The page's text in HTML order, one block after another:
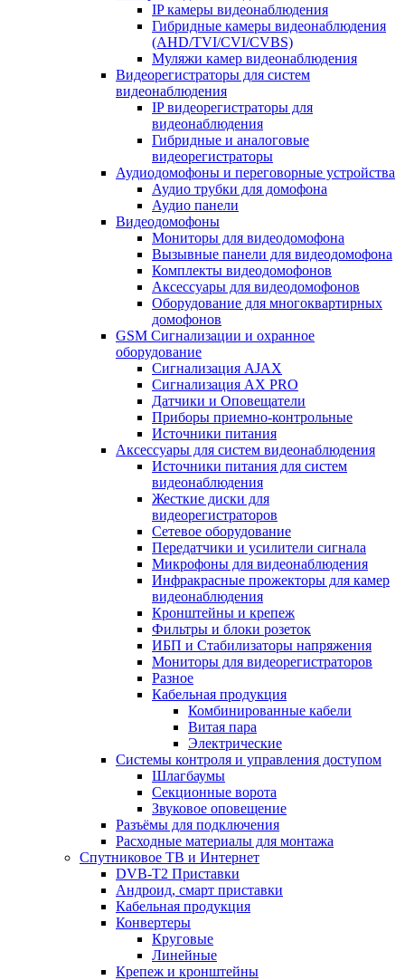
IP камеры видеонаблюдения
Гибридные камеры видеонаблюдения
(AHD/TVI/CVI/CVBS)
Муляжи камер видеонаблюдения
Видеорегистраторы для систем
видеонаблюдения
IP видеорегистраторы для
видеонаблюдения
Гибридные и аналоговые
видеорегистраторы
Аудиодомофоны и переговорные устройства
Аудио трубки для домофона
Аудио панели
Видеодомофоны
Мониторы для видеодомофона
Вызывные панели для видеодомофона
Комплекты видеодомофонов
Аксессуары для видеодомофонов
Оборудование для многоквартирных
домофонов
GSM Сигнализации и охранное
оборудование
Сигнализация AJAX
Сигнализация AX PRO
Датчики и Оповещатели
Приборы приемно-контрольные
Источники питания
Аксессуары для систем видеонаблюдения
Источники питания для систем
видеонаблюдения
Жесткие диски для
видеорегистраторов
Сетевое оборудование
Передатчики и усилители сигнала
Микрофоны для видеонаблюдения
Инфракрасные прожекторы для камер
видеонаблюдения
Кронштейны и крепеж
Фильтры и блоки розеток
ИБП и Стабилизаторы напряжения
Мониторы для видеорегистраторов
Разное
Кабельная продукция
Комбинированные кабели
Витая пара
Электрические
Системы контроля и управления доступом
Шлагбаумы
Секционные ворота
Звуковое оповещение
Разъёмы для подключения
Расходные материалы для монтажа
Спутниковое ТВ и Интернет
DVB-Т2 Приставки
Андроид, смарт приставки
Кабельная продукция
Конвертеры
Круговые
Линейные
Крепеж и кронштейны